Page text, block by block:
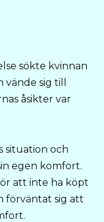
sökte kvinnan
sig till
åsikter var
situation och
egen komfort.
att inte ha köpt
förväntat sig att